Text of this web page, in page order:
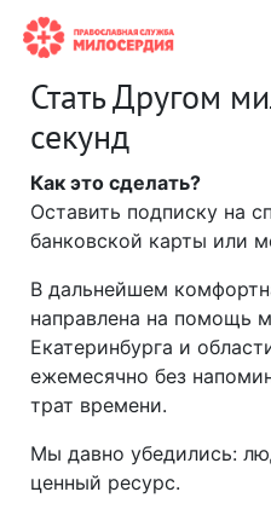
Стать Другом
секунд
Как это сделать?
Оставить подписку на
банковской карты или
В дальнейшем
направлена на помощь
Екатеринбурга и
ежемесячно без
трат времени.
Мы давно убедились:
ценный ресурс.